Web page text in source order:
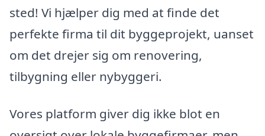
sted! Vi hjælper dig med at finde det
perfekte firma til dit byggeprojekt, uanset
om det drejer sig om renovering,
tilbygning eller nybyggeri.
Vores platform giver dig ikke blot en